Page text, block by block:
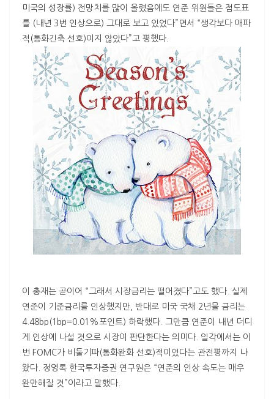
미국의 성장률) 전망치를 많이 올렸음에도 연준 위원들은 점도표
를 (내년 3번 인상으로) 그대로 보고 있었다”면서 “생각보다 매파
적(통화긴축 선호)이지 않았다”고 평했다.
이 총재는 곧이어 “그래서 시장금리는 떨어졌다”고도 했다. 실제
연준이 기준금리를 인상했지만, 반대로 미국 국채 2년물 금리는
4.48bp(1bp=0.01%포인트) 하락했다. 그만큼 연준이 내년 더디
게 인상에 나설 것으로 시장이 판단한다는 의미다. 일각에서는 이
번 FOMC가 비둘기파(통화완화 선호)적이었다는 관전평까지 나
왔다. 정영록 한국투자증권 연구원은 “연준의 인상 속도는 매우
완만해질 것”이라고 말했다.